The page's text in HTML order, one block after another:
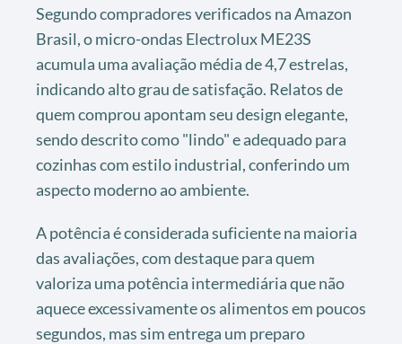
Segundo compradores verificados na Amazon
Brasil, o micro-ondas Electrolux ME23S
acumula uma avaliação média de 4,7 estrelas,
indicando alto grau de satisfação. Relatos de
quem comprou apontam seu design elegante,
sendo descrito como "lindo" e adequado para
cozinhas com estilo industrial, conferindo um
aspecto moderno ao ambiente.
A potência é considerada suficiente na maioria
das avaliações, com destaque para quem
valoriza uma potência intermediária que não
aquece excessivamente os alimentos em poucos
segundos, mas sim entrega um preparo